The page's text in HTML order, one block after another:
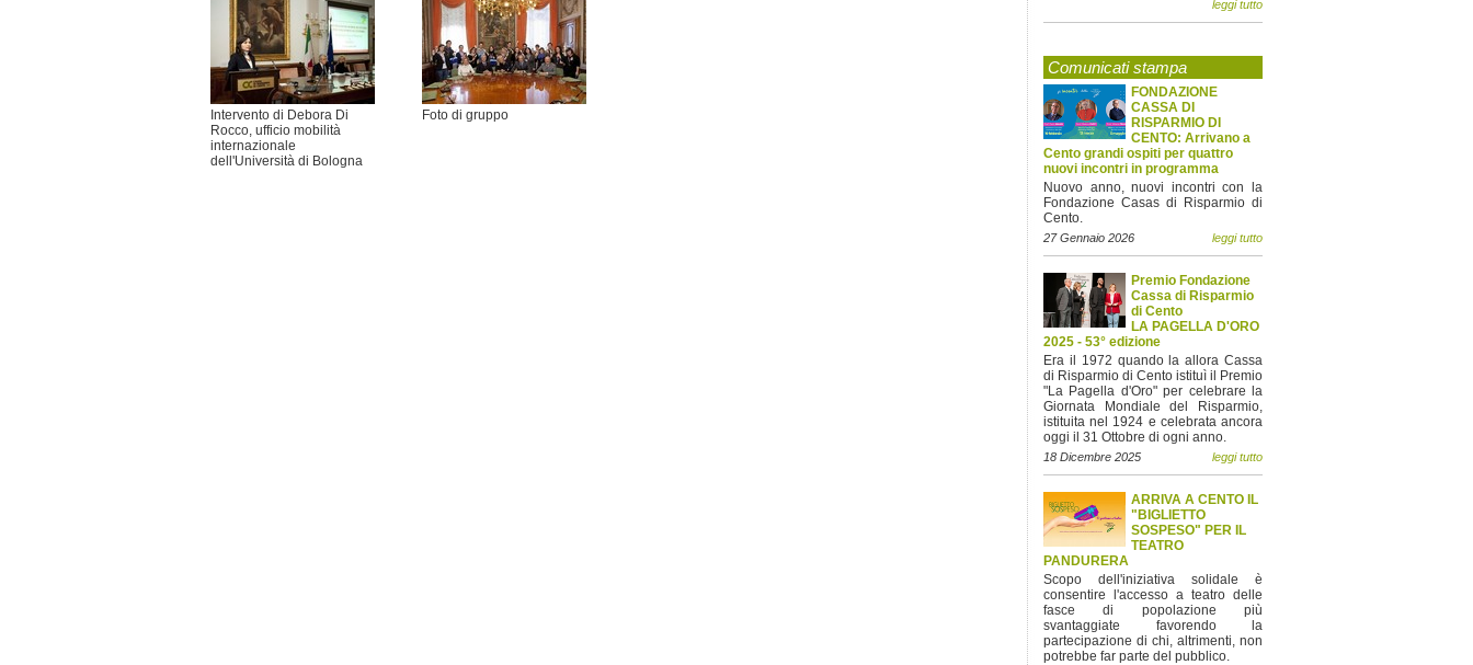
Intervento di Debora Di
Rocco, ufficio mobilità
internazionale
dell'Università di Bologna
Foto di gruppo
leggi tutto
Comunicati stampa
FONDAZIONE
CASSA DI
RISPARMIO DI
CENTO: Arrivano a
Cento grandi ospiti per quattro
nuovi incontri in programma
Nuovo anno, nuovi incontri con la
Fondazione Casas di Risparmio di
Cento.
27 Gennaio 2026 leggi tutto
Premio Fondazione
Cassa di Risparmio
di Cento
LA PAGELLA D'ORO
2025 - 53° edizione
Era il 1972 quando la allora Cassa
di Risparmio di Cento istituì il Premio
"La Pagella d'Oro" per celebrare la
Giornata Mondiale del Risparmio,
istituita nel 1924 e celebrata ancora
oggi il 31 Ottobre di ogni anno.
18 Dicembre 2025 leggi tutto
ARRIVA A CENTO IL
"BIGLIETTO
SOSPESO" PER IL
TEATRO
PANDURERA
Scopo dell'iniziativa solidale è
consentire l'accesso a teatro delle
fasce di popolazione più
svantaggiate favorendo la
partecipazione di chi, altrimenti, non
potrebbe far parte del pubblico.